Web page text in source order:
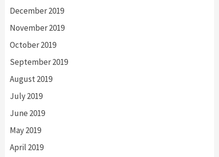
December 2019
November 2019
October 2019
September 2019
August 2019
July 2019
June 2019
May 2019
April 2019